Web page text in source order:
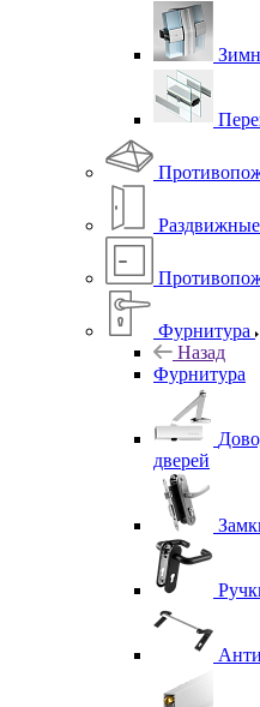
Фурнитура
Назад
Фурнитура
дверей